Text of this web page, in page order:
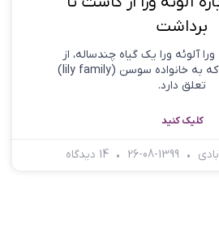
برداشت
آلوئه ورا یک گیاه چندساله، از
تیره لیلیاسه است که به خانواده سوسن (lily family)
تعلق دارد.
کلیک کنید